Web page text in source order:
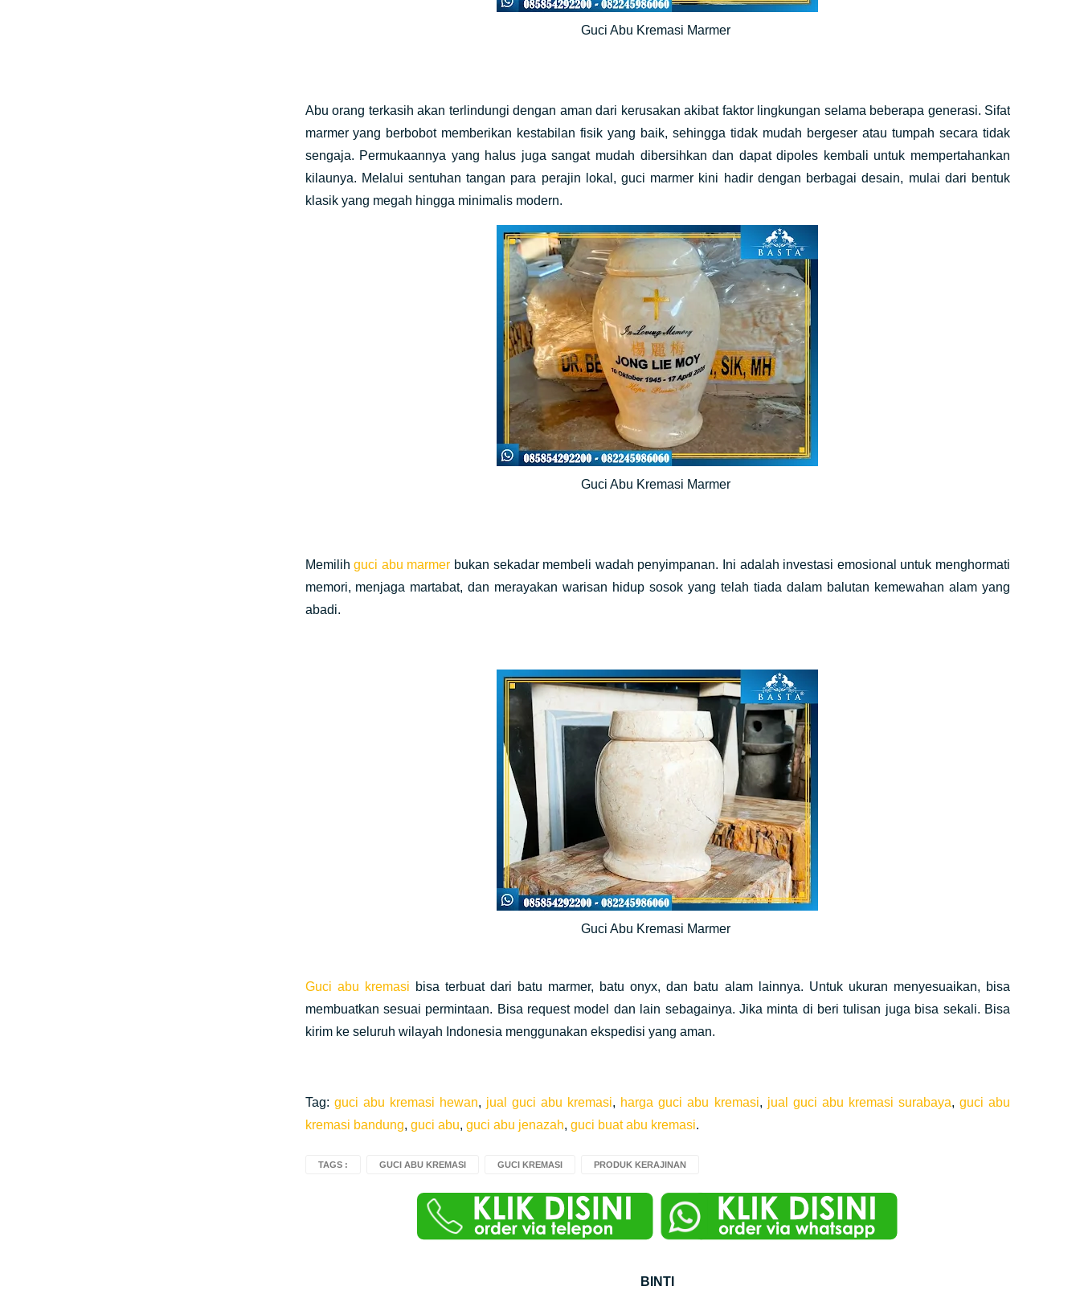
Guci Abu Kremasi Marmer
Abu orang terkasih akan terlindungi dengan aman dari kerusakan akibat faktor lingkungan selama beberapa generasi. Sifat
marmer yang berbobot memberikan kestabilan fisik yang baik, sehingga tidak mudah bergeser atau tumpah secara tidak
sengaja. Permukaannya yang halus juga sangat mudah dibersihkan dan dapat dipoles kembali untuk mempertahankan
kilaunya. Melalui sentuhan tangan para perajin lokal, guci marmer kini hadir dengan berbagai desain, mulai dari bentuk
klasik yang megah hingga minimalis modern.
Guci Abu Kremasi Marmer
Memilihguci abu marmer bukan sekadar membeli wadah penyimpanan. Ini adalah investasi emosional untuk menghormati
memori, menjaga martabat, dan merayakan warisan hidup sosok yang telah tiada dalam balutan kemewahan alam yang
abadi.
Guci Abu Kremasi Marmer
Guci abu kremasi bisa terbuat dari batu marmer, batu onyx, dan batu alam lainnya. Untuk ukuran menyesuaikan, bisa
membuatkan sesuai permintaan. Bisa request model dan lain sebagainya. Jika minta di beri tulisan juga bisa sekali. Bisa
kirim ke seluruh wilayah Indonesia menggunakan ekspedisi yang aman.
Tag: guci abu kremasi hewan, jual guci abu kremasi, harga guci abu kremasi, jual guci abu kremasi surabaya,guci abu
kremasi bandung, guci abu, guci abu jenazah, guci buat abu kremasi.
TAGS : GUCI ABU KREMASI GUCI KREMASI PRODUK KERAJINAN
BINTI